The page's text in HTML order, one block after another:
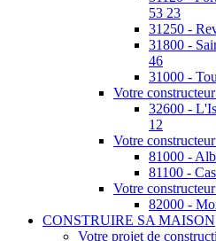
53 23
31250 -
31800 -
46
31000 -
Votre
32600 -
12
Votre
81000 -
81100 -
Votre
82000 -
CONSTRUIRE SA MAISON
Votre projet de